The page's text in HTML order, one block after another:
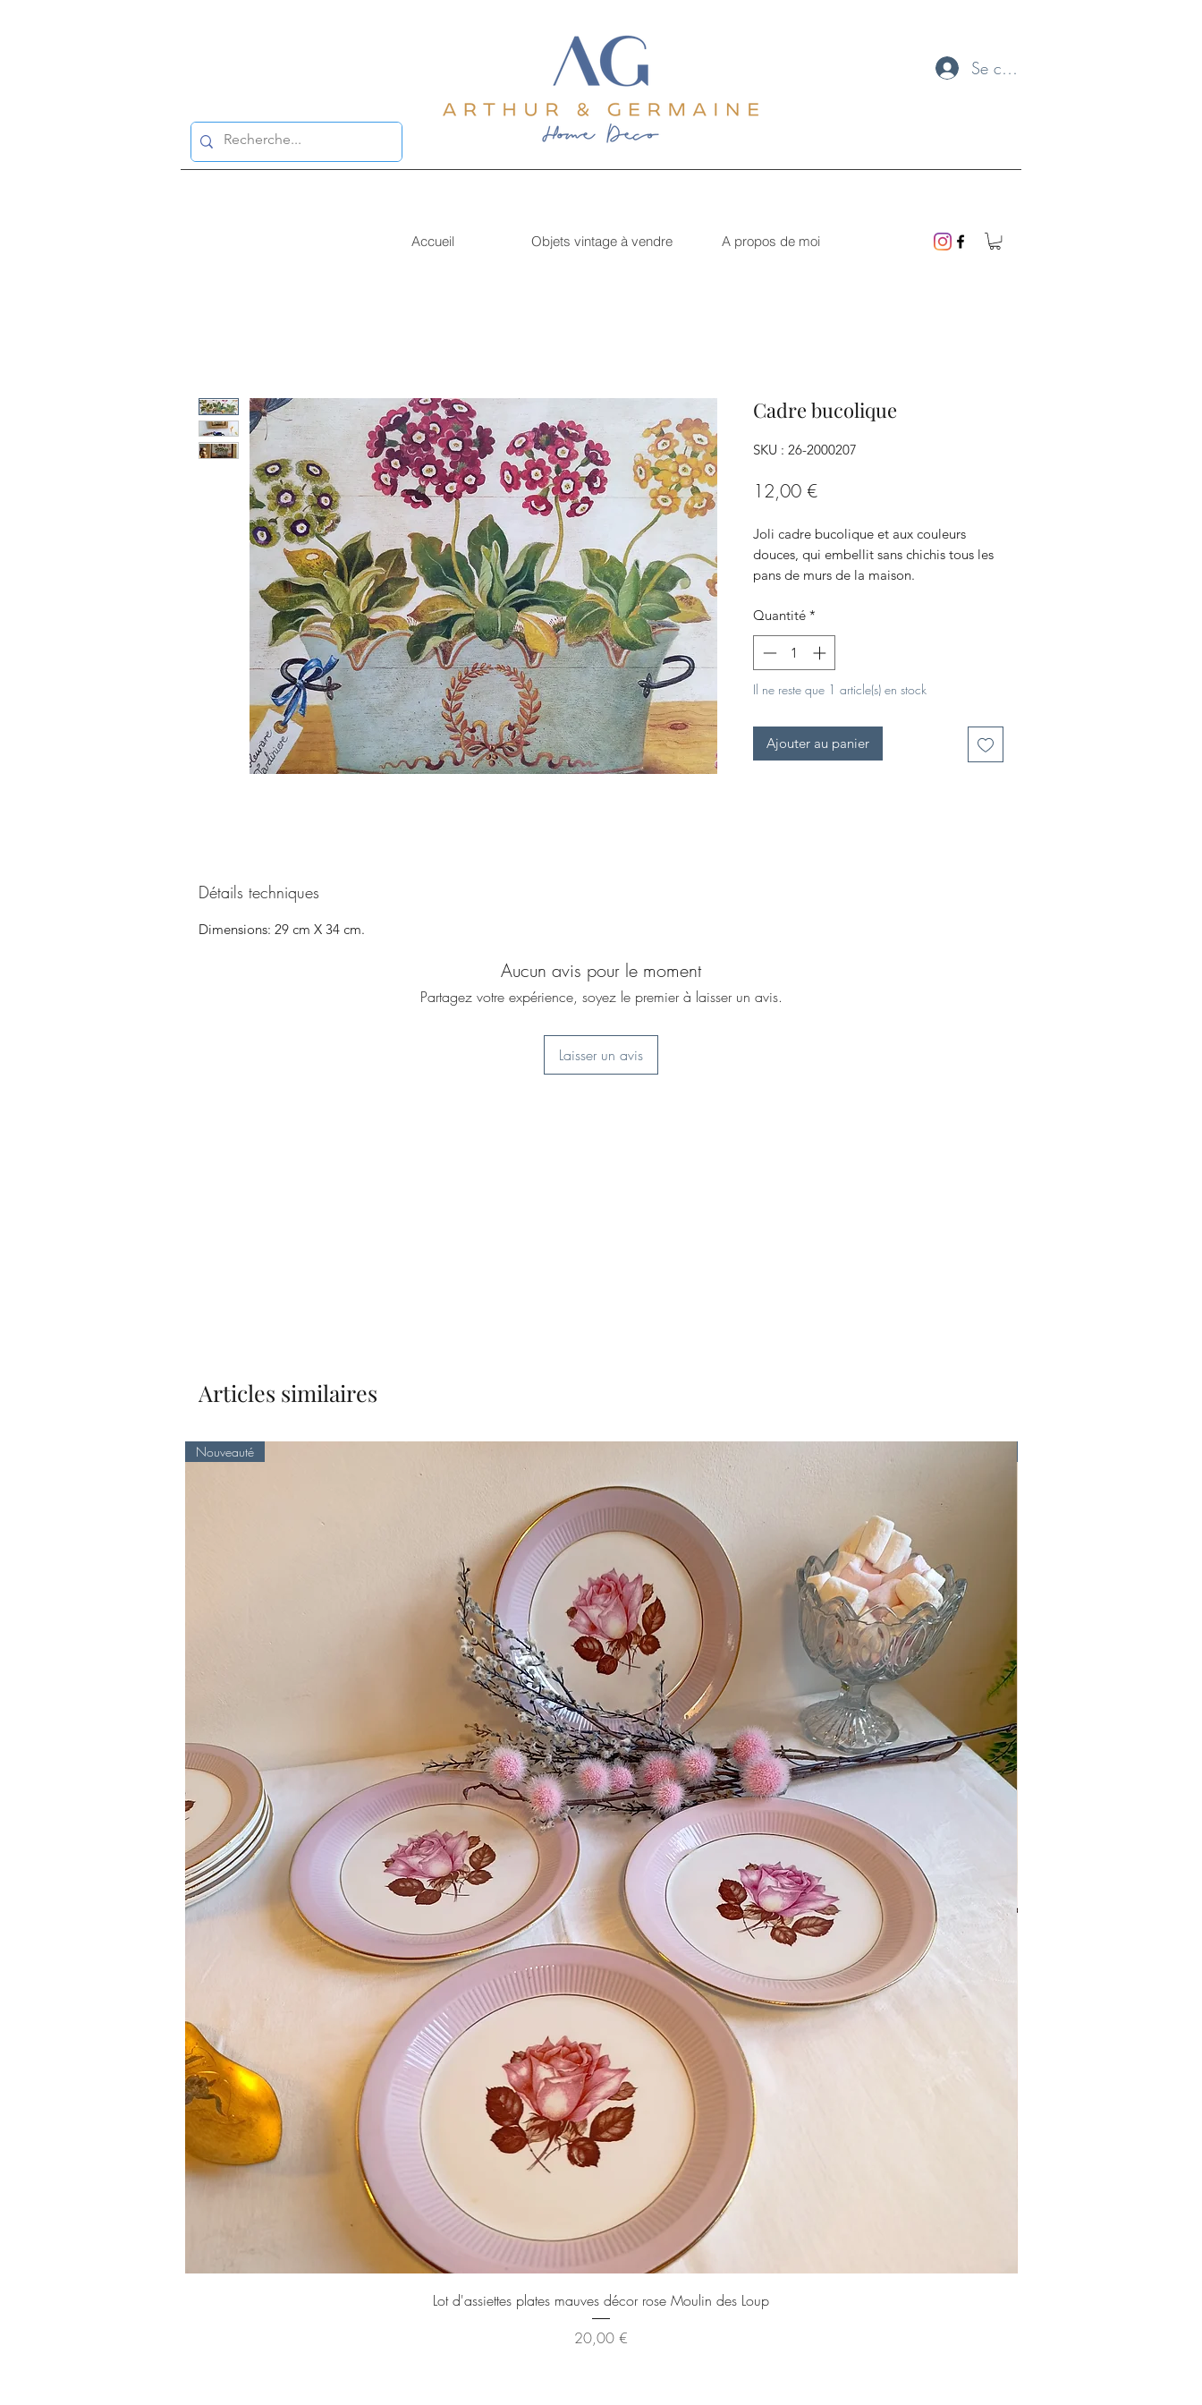
Se connecter
Accueil Objets vintage à vendre A propos de moi
Cadre bucolique
SKU : 26-2000207
12,00 €Prix
Joli cadre bucolique et aux couleurs
douces, qui embellit sans chichis tous les
pans de murs de la maison.
motif simple et beau.
Quantité *
Il ne reste que 1 article(s) en stock
Ajouter au panier
Détails techniques
Dimensions: 29 cm X 34 cm.
Aucun avis pour le moment
Partagez votre expérience, soyez le premier à laisser un avis.
Laisser un avis
Articles similaires
Aperçu rapide
Nouveauté
Lot d'assiettes plates mauves décor rose Moulin des Loup
Prix
20,00 €